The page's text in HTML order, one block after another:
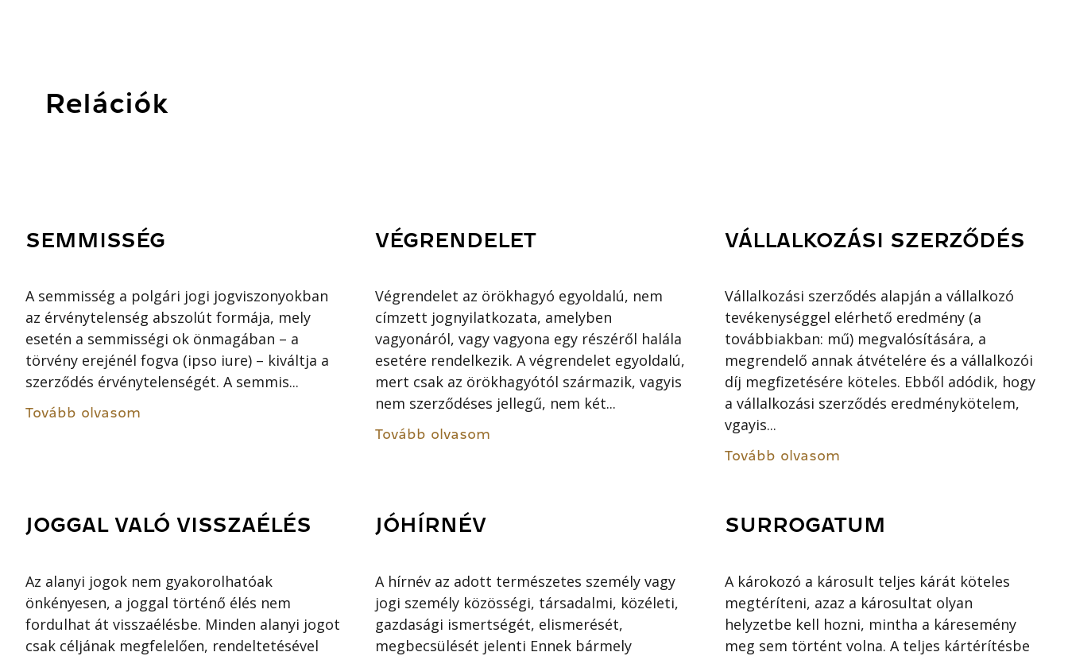
Relációk
SEMMISSÉG
A semmisség a polgári jogi jogviszonyokban
az érvénytelenség abszolút formája, mely
esetén a semmisségi ok önmagában – a
törvény erejénél fogva (ipso iure) – kiváltja a
szerződés érvénytelenségét. A semmis...
Tovább olvasom
VÉGRENDELET
Végrendelet az örökhagyó egyoldalú, nem
címzett jognyilatkozata, amelyben
vagyonáról, vagy vagyona egy részéről halála
esetére rendelkezik. A végrendelet egyoldalú,
mert csak az örökhagyótól származik, vagyis
nem szerződéses jellegű, nem két...
Tovább olvasom
VÁLLALKOZÁSI SZERZŐDÉS
Vállalkozási szerződés alapján a vállalkozó
tevékenységgel elérhető eredmény (a
továbbiakban: mű) megvalósítására, a
megrendelő annak átvételére és a vállalkozói
díj megfizetésére köteles. Ebből adódik, hogy
a vállalkozási szerződés eredménykötelem,
vgayis...
Tovább olvasom
JOGGAL VALÓ VISSZAÉLÉS
Az alanyi jogok nem gyakorolhatóak
önkényesen, a joggal történő élés nem
fordulhat át visszaélésbe. Minden alanyi jogot
csak céljának megfelelően, rendeltetésével
JÓHÍRNÉV
A hírnév az adott természetes személy vagy
jogi személy közösségi, társadalmi, közéleti,
gazdasági ismertségét, elismerését,
megbecsülését jelenti Ennek bármely
SURROGATUM
A károkozó a károsult teljes kárát köteles
megtéríteni, azaz a károsultat olyan
helyzetbe kell hozni, mintha a káresemény
meg sem történt volna. A teljes kártérítésbe